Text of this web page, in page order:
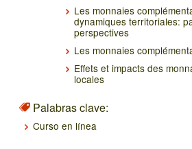
Les monnaies
dynamiques territoriales:
perspectives
Les monnaies
Effets et impacts des
locales
Palabras clave:
Curso en línea